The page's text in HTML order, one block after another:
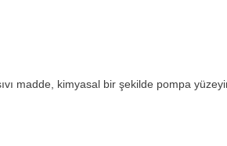
madde, kimyasal bir şekilde pompa